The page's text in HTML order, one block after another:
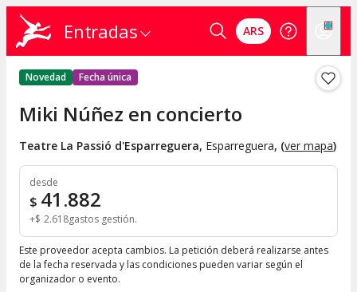
Entradas ARS
Novedad Fecha única
Miki Núñez en concierto
Teatre La Passió d'Esparreguera, Esparreguera, (ver mapa)
desde
$ 41.882
+$ 2.618gastos gestión
Este proveedor acepta cambios. La petición deberá realizarse antes
de la fecha reservada y las condiciones pueden variar según el
organizador o evento.